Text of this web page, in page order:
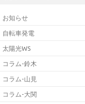
お知らせ
自転車発電
太陽光WS
コラム-鈴木
コラム-山見
コラム-大関